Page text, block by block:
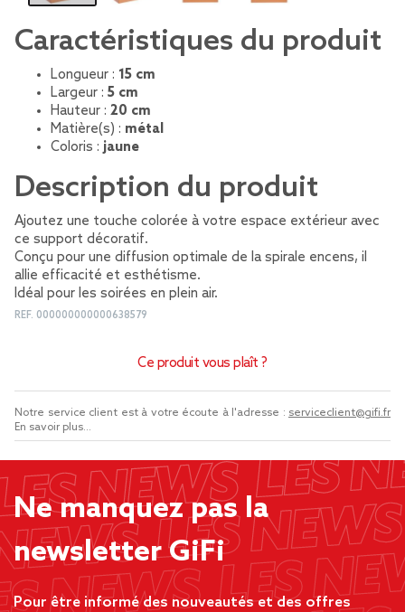
Caractéristiques du produit
Longueur : 15 cm
Largeur : 5 cm
Hauteur : 20 cm
Matière(s) : métal
Coloris : jaune
Description du produit
Ajoutez une touche colorée à votre espace extérieur avec
ce support décoratif.
Conçu pour une diffusion optimale de la spirale encens, il
allie efficacité et esthétisme.
Idéal pour les soirées en plein air.
REF. 000000000000638579
Ce produit vous plaît ?
Notre service client est à votre écoute à l'adresse : serviceclient@gifi.fr
En savoir plus...
Ne manquez pas la
newsletter GiFi
Pour être informé des nouveautés et des offres